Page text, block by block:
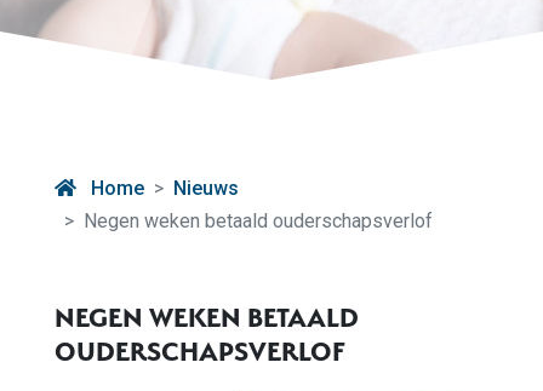
Home
Nieuws
Negen weken betaald ouderschapsverlof
NEGEN WEKEN BETAALD
OUDERSCHAPSVERLOF